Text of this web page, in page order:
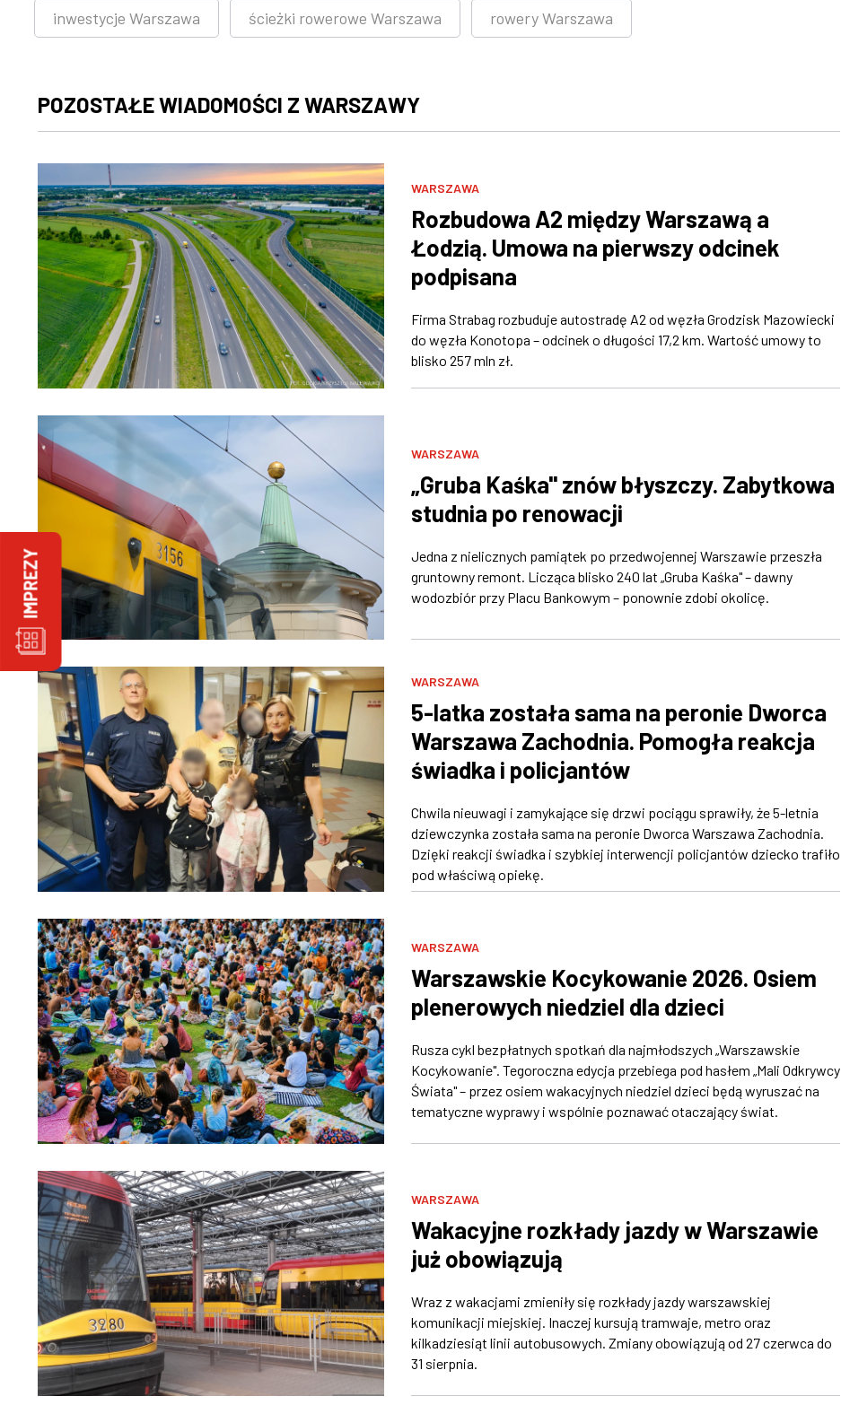
inwestycje Warszawa ścieżki rowerowe Warszawa rowery Warszawa
POZOSTAŁE WIADOMOŚCI Z WARSZAWY
WARSZAWA
Rozbudowa A2 między Warszawą a
Łodzią. Umowa na pierwszy odcinek
podpisana
Firma Strabag rozbuduje autostradę A2 od węzła Grodzisk Mazowiecki
do węzła Konotopa – odcinek o długości 17,2 km. Wartość umowy to
blisko 257 mln zł.
WARSZAWA
„Gruba Kaśka" znów błyszczy. Zabytkowa
studnia po renowacji
Jedna z nielicznych pamiątek po przedwojennej Warszawie przeszła
gruntowny remont. Licząca blisko 240 lat „Gruba Kaśka" – dawny
wodozbiór przy Placu Bankowym – ponownie zdobi okolicę.
WARSZAWA
5-latka została sama na peronie Dworca
Warszawa Zachodnia. Pomogła reakcja
świadka i policjantów
Chwila nieuwagi i zamykające się drzwi pociągu sprawiły, że 5-letnia
dziewczynka została sama na peronie Dworca Warszawa Zachodnia.
Dzięki reakcji świadka i szybkiej interwencji policjantów dziecko trafiło
pod właściwą opiekę.
WARSZAWA
Warszawskie Kocykowanie 2026. Osiem
plenerowych niedziel dla dzieci
Rusza cykl bezpłatnych spotkań dla najmłodszych „Warszawskie
Kocykowanie". Tegoroczna edycja przebiega pod hasłem „Mali Odkrywcy
Świata" – przez osiem wakacyjnych niedziel dzieci będą wyruszać na
tematyczne wyprawy i wspólnie poznawać otaczający świat.
WARSZAWA
Wakacyjne rozkłady jazdy w Warszawie
już obowiązują
Wraz z wakacjami zmieniły się rozkłady jazdy warszawskiej
komunikacji miejskiej. Inaczej kursują tramwaje, metro oraz
kilkadziesiąt linii autobusowych. Zmiany obowiązują od 27 czerwca do
31 sierpnia.
IMPREZY